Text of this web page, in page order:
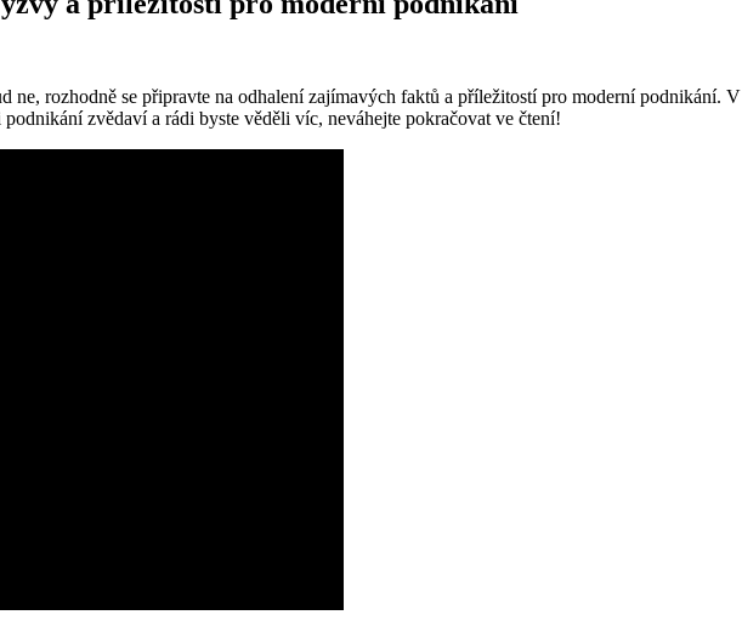
ne, rozhodně se připravte na odhalení zajímavých faktů a příležitostí pro moderní podnikání.
zvědaví a rádi byste věděli víc, neváhejte pokračovat ve čtení!